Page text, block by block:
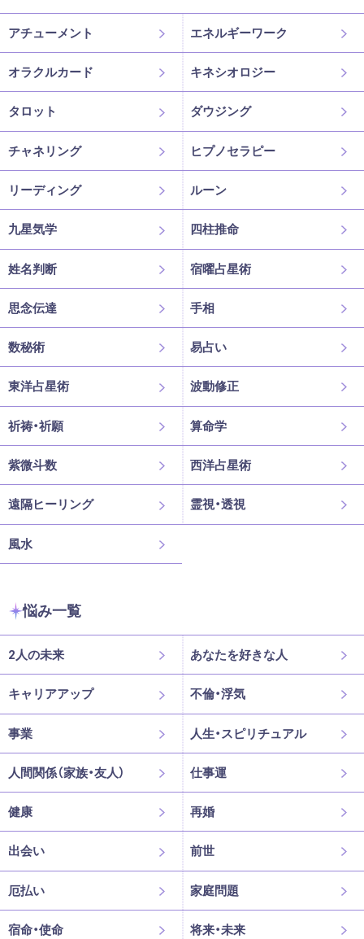
アチューメント エネルギーワーク
オラクルカード キネシオロジー
タロット ダウジング
チャネリング ヒプノセラピー
リーディング ルーン
九星気学 四柱推命
姓名判断 宿曜占星術
思念伝達 手相
数秘術 易占い
東洋占星術 波動修正
祈祷・祈願 算命学
紫微斗数 西洋占星術
遠隔ヒーリング 霊視・透視
風水
悩み一覧
2人の未来 あなたを好きな人
キャリアアップ 不倫・浮気
事業 人生・スピリチュアル
人間関係（家族・友人） 仕事運
健康 再婚
出会い 前世
厄払い 家庭問題
宿命・使命 将来・未来